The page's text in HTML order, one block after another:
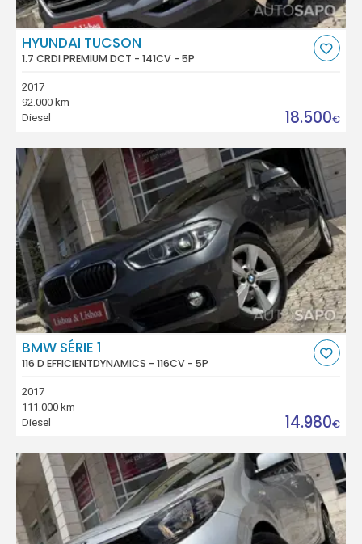
HYUNDAI TUCSON
1.7 CRDI PREMIUM DCT - 141CV - 5P
2017
92.000 km
Diesel
18.500€
BMW SÉRIE 1
116 D EFFICIENTDYNAMICS - 116CV - 5P
2017
111.000 km
Diesel
14.980€